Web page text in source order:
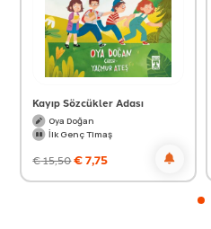
Kayıp Sözcükler Adası
Oya Doğan
İlk Genç Timaş
€15,50€7,75